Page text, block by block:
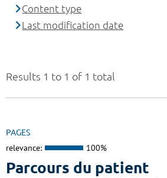
Results 1 to 1 of 1 total
PAGES
relevance: 100%
Parcours du patient
Content type
Last modification date